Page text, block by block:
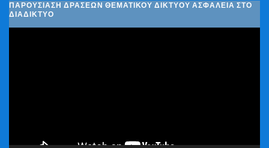
ΠΑΡΟΥΣΊΑΣΗ ΔΡΆΣΕΩΝ ΘΕΜΑΤΙΚΟΎ ΔΙΚΤΎΟΥ ΑΣΦΆΛΕΙΑ ΣΤΟ
ΔΙΑΔΊΚΤΥΟ